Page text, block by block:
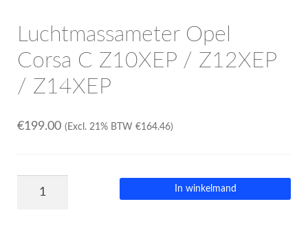
Luchtmassameter Opel
Corsa C Z10XEP / Z12XEP
/ Z14XEP
€199.00 (Excl. 21% BTW €164.46)
In winkelmand